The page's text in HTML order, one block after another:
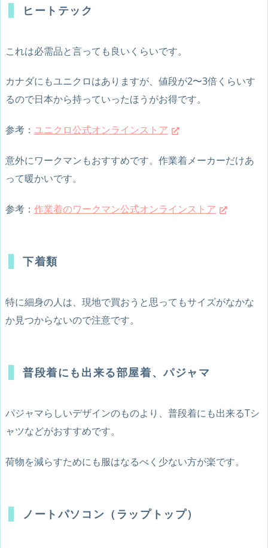
ヒートテック
これは必需品と言っても良いくらいです。
カナダにもユニクロはありますが、値段が2〜3倍くらいす
るので日本から持っていったほうがお得です。
参考： ユニクロ公式オンラインストア
意外にワークマンもおすすめです。作業着メーカーだけあ
って暖かいです。
参考： 作業着のワークマン公式オンラインストア
下着類
特に細身の人は、現地で買おうと思ってもサイズがなかな
か見つからないので注意です。
普段着にも出来る部屋着、パジャマ
パジャマらしいデザインのものより、普段着にも出来るTシ
ャツなどがおすすめです。
荷物を減らすためにも服はなるべく少ない方が楽です。
ノートパソコン（ラップトップ）